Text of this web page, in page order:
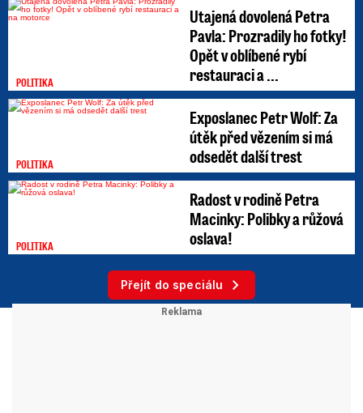
POLITIKA
Utajená dovolená Petra
Pavla: Prozradily ho fotky!
Opět v oblíbené rybí
restauraci a ...
POLITIKA
Exposlanec Petr Wolf: Za
útěk před vězením si má
odsedět další trest
POLITIKA
Radost v rodině Petra
Macinky: Polibky a růžová
oslava!
Přejít do speciálu